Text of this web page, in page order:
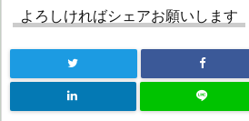
よろしければシェアお願いします